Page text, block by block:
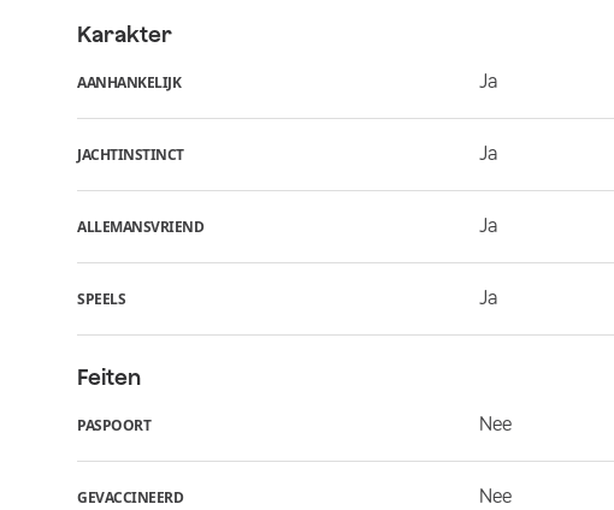
Karakter
AANHANKELIJK Ja
JACHTINSTINCT Ja
ALLEMANSVRIEND Ja
SPEELS Ja
Feiten
PASPOORT Nee
GEVACCINEERD Nee